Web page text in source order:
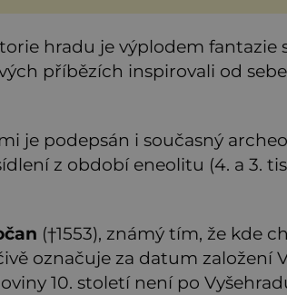
doporučení se
hradu je výplodem fantazie
příbězích inspirovali od
je podepsán i současný
z období eneolitu (4. a 3.
(†1553), známý tím, že kde
označuje za datum založení
10. století není po